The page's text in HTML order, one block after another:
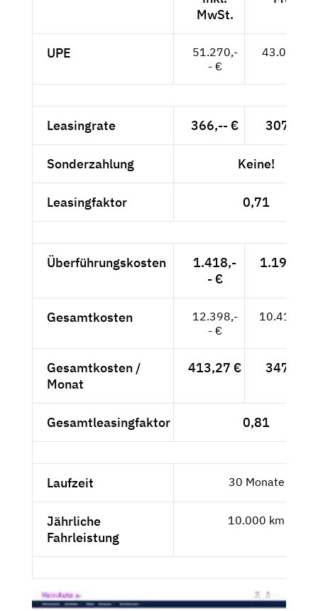
MwSt.
UPE
51.270,-
- €
43.084,--
Leasingrate 366,-- € 307,56 €
Sonderzahlung Keine!
Leasingfaktor 0,71
Überführungskosten
1.418,-
- €
1.191,60
Gesamtkosten
12.398,-
- €
10.418,49
Gesamtkosten /
Monat
413,27 € 347,28 €
Gesamtleasingfaktor 0,81
Laufzeit 30 Monate
Jährliche
Fahrleistung
10.000 km